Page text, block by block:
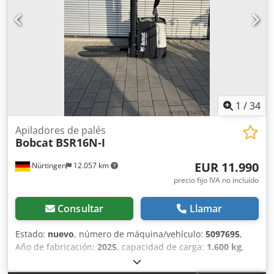
1 /34
Nürtingen 12.057 km
Apiladores de palés
Bobcat BSR16N-I
EUR 11.990
precio fijo IVA no incluído
Consultar Llamar
Estado: nuevo, número de máquina/vehículo: 5097695,
Año de fabricación: 2025, capacidad de carga: 1.600 kg,
4.620 mm, ascensor libre: